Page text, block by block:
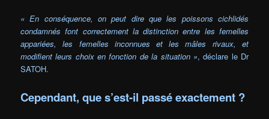
« En conséquence, on peut dire que les poissons cichlidés
condamnés font correctement la distinction entre les femelles
appariées, les femelles inconnues et les mâles rivaux, et
modifient leurs choix en fonction de la situation », déclare le Dr
SATOH.
Cependant, que s’est-il passé exactement ?